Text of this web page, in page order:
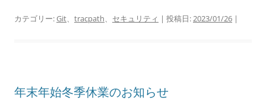
カテゴリー:Git、 tracpath、 セキュリティ | 投稿日:2023/01/26 |
年末年始冬季休業のお知らせ